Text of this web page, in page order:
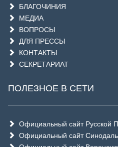
БЛАГОЧИНИЯ
МЕДИА
ВОПРОСЫ
ДЛЯ ПРЕССЫ
КОНТАКТЫ
СЕКРЕТАРИАТ
ПОЛЕЗНОЕ В СЕТИ
Официальный сайт Русской
Официальный сайт